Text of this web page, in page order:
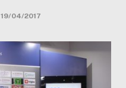
19/04/2017